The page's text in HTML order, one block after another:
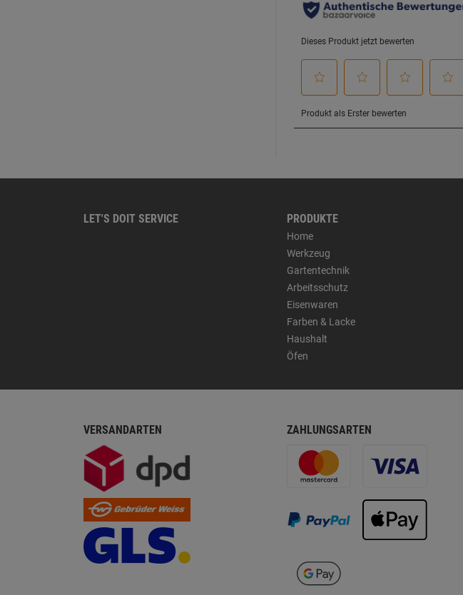
LET'S DOIT SERVICE PRODUKTE
Home
Werkzeug
Gartentechnik
Arbeitsschutz
Eisenwaren
Farben & Lacke
Haushalt
Öfen
VERSANDARTEN ZAHLUNGSARTEN